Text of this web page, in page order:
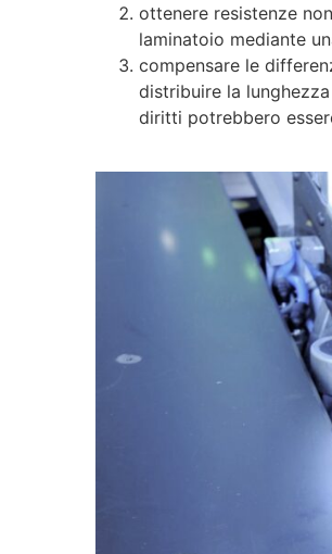
ottenere resistenze
laminatoio mediante
compensare le
distribuire la
diritti potrebbero